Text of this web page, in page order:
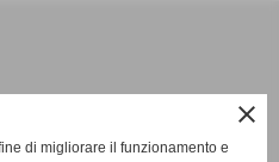
close
di migliorare il funzionamento e